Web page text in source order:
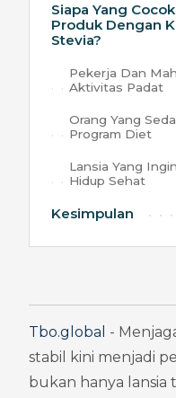
Siapa Yang
Produk Dengan
Stevia?
Pekerja Dan
Aktivitas Padat
Orang Yang
Program Diet
Lansia Yang
Hidup Sehat
Kesimpulan
Tbo.global -
stabil kini menjadi
bukan hanya lansia